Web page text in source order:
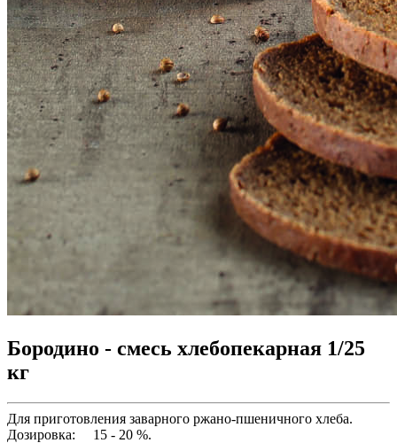
Бородино - смесь хлебопекарная 1/25
кг
Для приготовления заварного ржано-пшеничного хлеба.
Дозировка: 15 - 20 %.